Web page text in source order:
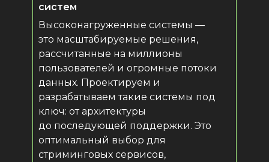
Высоконагруженные системы —
это масштабируемые решения,
рассчитанные на миллионы
пользователей и огромные потоки
данных. Проектируем и
разрабатываем такие системы под
ключ: от архитектуры
до последующей поддержки. Это
оптимальный выбор для
стриминговых сервисов,
систем